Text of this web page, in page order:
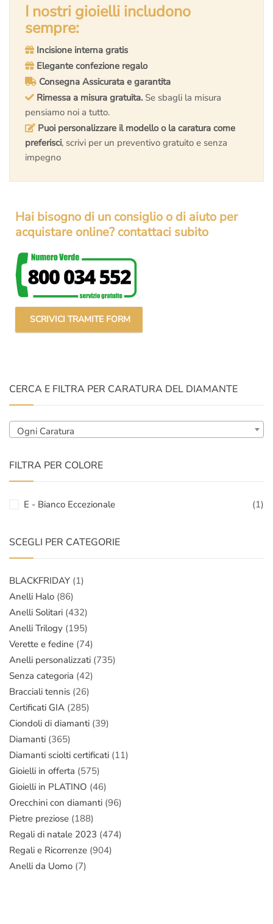
€2.400,00.
€1.790,00.
I nostri gioielli includono
sempre:
Incisione interna gratis
Elegante confezione regalo
Consegna Assicurata e garantita
Rimessa a misura gratuita. Se sbagli la misura
pensiamo noi a tutto.
Puoi personalizzare il modello o la caratura come
preferisci, scrivi per un preventivo gratuito e senza
impegno
Hai bisogno di un consiglio o di aiuto per
acquistare online? contattaci subito
SCRIVICI TRAMITE FORM
CERCA E FILTRA PER CARATURA DEL DIAMANTE
Ogni Caratura
FILTRA PER COLORE
E - Bianco Eccezionale (1)
SCEGLI PER CATEGORIE
BLACKFRIDAY (1)
Anelli Halo (86)
Anelli Solitari (432)
Anelli Trilogy (195)
Verette e fedine (74)
Anelli personalizzati (735)
Senza categoria (42)
Bracciali tennis (26)
Certificati GIA (285)
Ciondoli di diamanti (39)
Diamanti (365)
Diamanti sciolti certificati (11)
Gioielli in offerta (575)
Gioielli in PLATINO (46)
Orecchini con diamanti (96)
Pietre preziose (188)
Regali di natale 2023 (474)
Regali e Ricorrenze (904)
Anelli da Uomo (7)